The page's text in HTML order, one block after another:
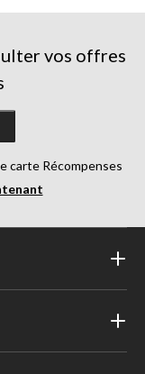
vos offres
carte Récompenses